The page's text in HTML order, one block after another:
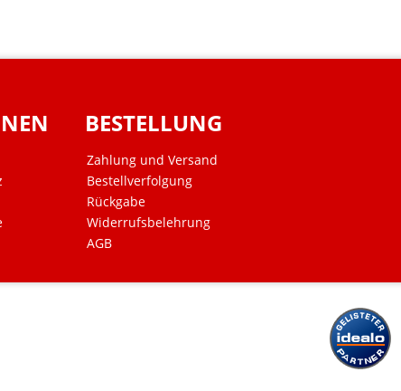
BESTELLUNG
Zahlung und Versand
Bestellverfolgung
Rückgabe
Widerrufsbelehrung
AGB